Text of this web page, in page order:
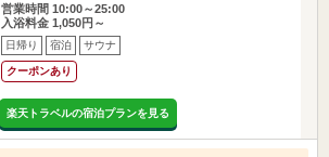
営業時間 10:00～25:00
入浴料金 1,050円～
日帰り 宿泊 サウナ
クーポンあり
楽天トラベルの宿泊プランを見る